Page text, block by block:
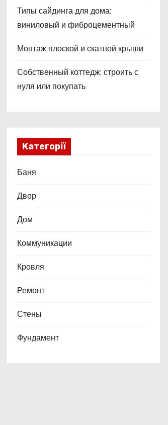
Типы сайдинга для дома:
виниловый и фиброцементный
Монтаж плоской и скатной крыши
Собственный коттедж: строить с
нуля или покупать
Категорії
Баня
Двор
Дом
Коммуникации
Кровля
Ремонт
Стены
Фундамент